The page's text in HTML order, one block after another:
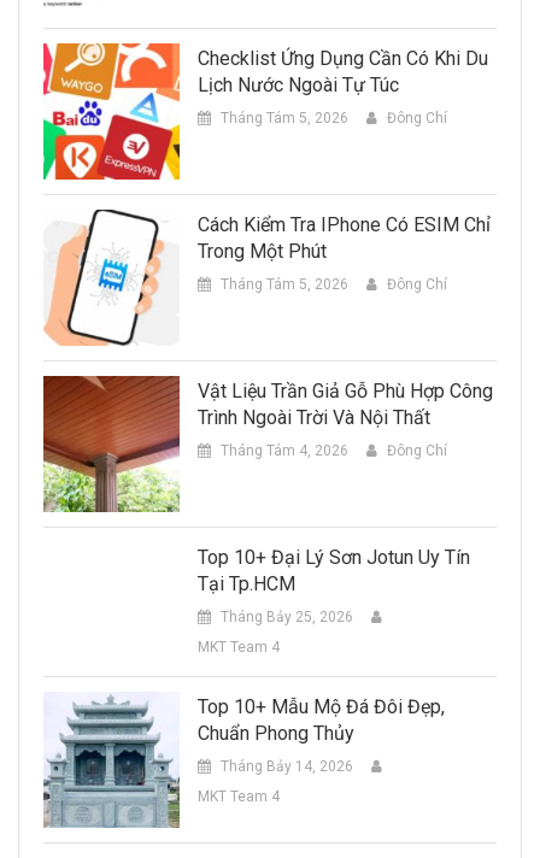
Checklist Ứng Dụng Cần Có Khi Du
Lịch Nước Ngoài Tự Túc
Tháng Tám 5, 2026 Đông Chí
Cách Kiểm Tra IPhone Có ESIM Chỉ
Trong Một Phút
Tháng Tám 5, 2026 Đông Chí
Vật Liệu Trần Giả Gỗ Phù Hợp Công
Trình Ngoài Trời Và Nội Thất
Tháng Tám 4, 2026 Đông Chí
Top 10+ Đại Lý Sơn Jotun Uy Tín
Tại Tp.HCM
Tháng Bảy 25, 2026
MKT Team 4
Top 10+ Mẫu Mộ Đá Đôi Đẹp,
Chuẩn Phong Thủy
Tháng Bảy 14, 2026
MKT Team 4